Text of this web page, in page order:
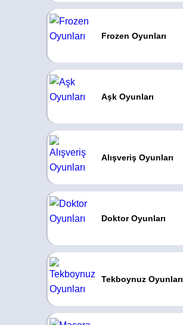
Frozen Oyunları
Aşk Oyunları
Alışveriş Oyunları
Doktor Oyunları
Tekboynuz Oyunları